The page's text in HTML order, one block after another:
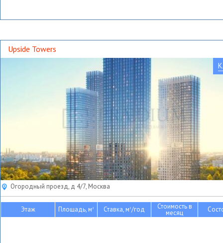
Upside Towers
Огородный проезд, д 4/7, Москва
Этаж Площадь, м2 Ставка, м2/год Стоимость в
месяц